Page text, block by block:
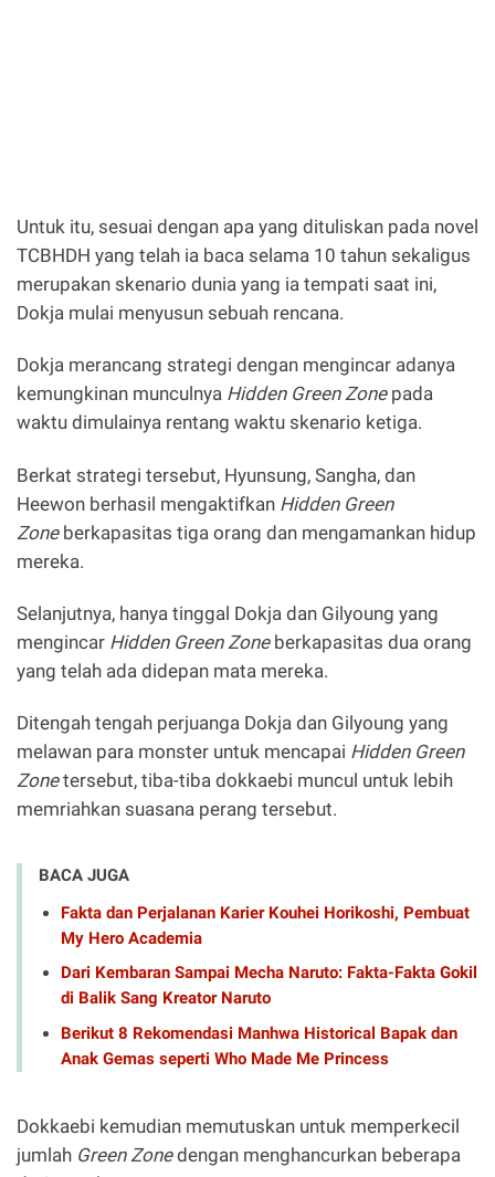
Untuk itu, sesuai dengan apa yang dituliskan pada novel
TCBHDH yang telah ia baca selama 10 tahun sekaligus
merupakan skenario dunia yang ia tempati saat ini,
Dokja mulai menyusun sebuah rencana.
Dokja merancang strategi dengan mengincar adanya
kemungkinan munculnya Hidden Green Zone pada
waktu dimulainya rentang waktu skenario ketiga.
Berkat strategi tersebut, Hyunsung, Sangha, dan
Heewon berhasil mengaktifkan Hidden Green
Zoneberkapasitas tiga orang dan mengamankan hidup
mereka.
Selanjutnya, hanya tinggal Dokja dan Gilyoung yang
mengincar Hidden Green Zoneberkapasitas dua orang
yang telah ada didepan mata mereka.
Ditengah tengah perjuanga Dokja dan Gilyoung yang
melawan para monster untuk mencapai Hidden Green
Zonetersebut, tiba-tiba dokkaebi muncul untuk lebih
memriahkan suasana perang tersebut.
BACA JUGA
Fakta dan Perjalanan Karier Kouhei Horikoshi, Pembuat
My Hero Academia
Dari Kembaran Sampai Mecha Naruto: Fakta-Fakta Gokil
di Balik Sang Kreator Naruto
Berikut 8 Rekomendasi Manhwa Historical Bapak dan
Anak Gemas seperti Who Made Me Princess
Dokkaebi kemudian memutuskan untuk memperkecil
jumlah Green Zonedengan menghancurkan beberapa